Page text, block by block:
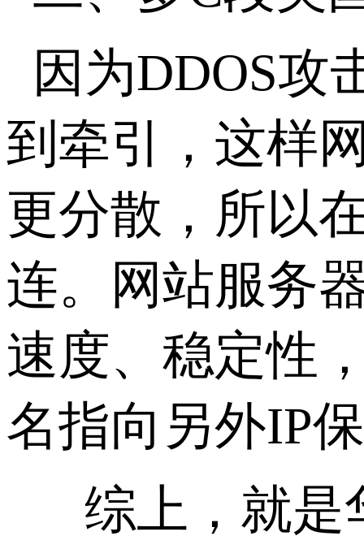
因为DDOS攻
到牵引，这样
更分散，所以
连。网站服务
速度、稳定性
名指向另外IP
综上，就是